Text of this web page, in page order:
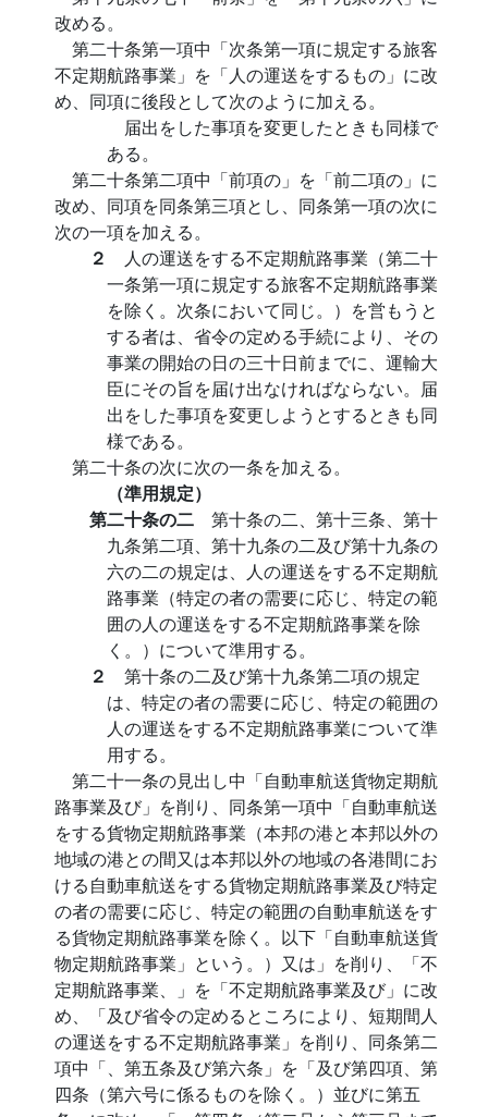
改める。
第二十条第一項中「次条第一項に規定する旅客
不定期航路事業」を「人の運送をするもの」に改
め、同項に後段として次のように加える。
届出をした事項を変更したときも同様で
ある。
第二十条第二項中「前項の」を「前二項の」に
改め、同項を同条第三項とし、同条第一項の次に
次の一項を加える。
２ 人の運送をする不定期航路事業（第二十
一条第一項に規定する旅客不定期航路事業
を除く。次条において同じ。）を営もうと
する者は、省令の定める手続により、その
事業の開始の日の三十日前までに、運輸大
臣にその旨を届け出なければならない。届
出をした事項を変更しようとするときも同
様である。
第二十条の次に次の一条を加える。
（準用規定）
第二十条の二 第十条の二、第十三条、第十
九条第二項、第十九条の二及び第十九条の
六の二の規定は、人の運送をする不定期航
路事業（特定の者の需要に応じ、特定の範
囲の人の運送をする不定期航路事業を除
く。）について準用する。
２ 第十条の二及び第十九条第二項の規定
は、特定の者の需要に応じ、特定の範囲の
人の運送をする不定期航路事業について準
用する。
第二十一条の見出し中「自動車航送貨物定期航
路事業及び」を削り、同条第一項中「自動車航送
をする貨物定期航路事業（本邦の港と本邦以外の
地域の港との間又は本邦以外の地域の各港間にお
ける自動車航送をする貨物定期航路事業及び特定
の者の需要に応じ、特定の範囲の自動車航送をす
る貨物定期航路事業を除く。以下「自動車航送貨
物定期航路事業」という。）又は」を削り、「不
定期航路事業、」を「不定期航路事業及び」に改
め、「及び省令の定めるところにより、短期間人
の運送をする不定期航路事業」を削り、同条第二
項中「、第五条及び第六条」を「及び第四項、第
四条（第六号に係るものを除く。）並びに第五